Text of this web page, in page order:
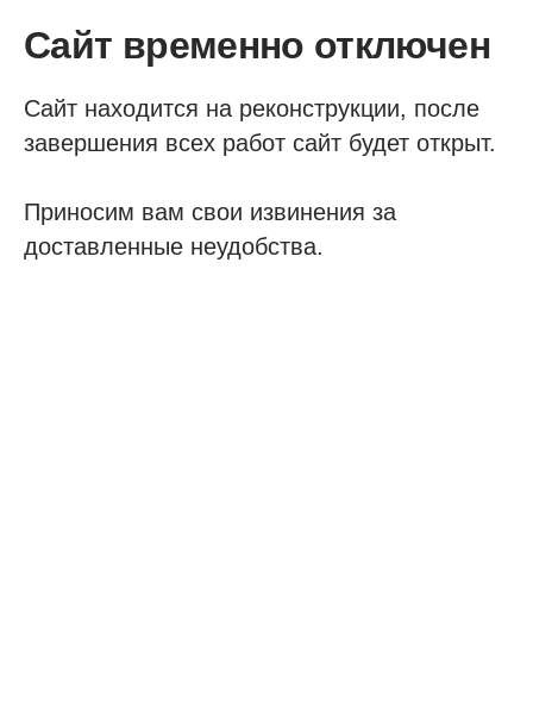
Сайт временно отключен
Сайт находится на реконструкции, после
завершения всех работ сайт будет открыт.
Приносим вам свои извинения за
доставленные неудобства.